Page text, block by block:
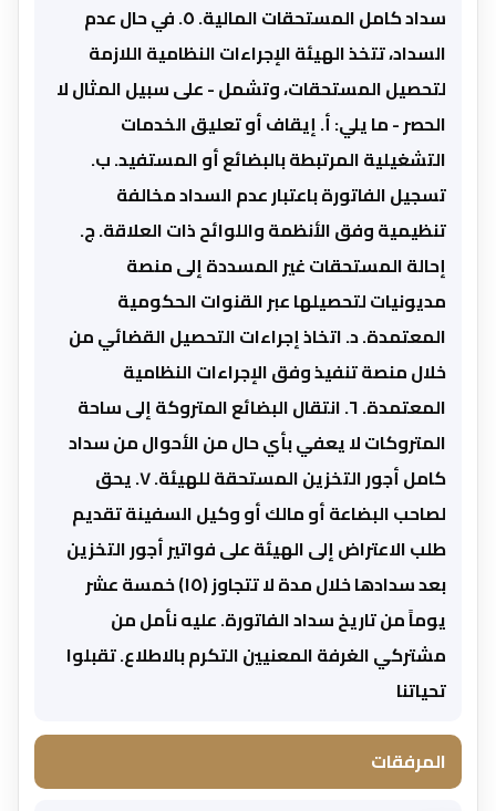
سداد كامل المستحقات المالية. ٥. في حال عدم
السداد، تتخذ الهيئة الإجراءات النظامية اللازمة
لتحصيل المستحقات، وتشمل - على سبيل المثال لا
الحصر - ما يلي: أ. إيقاف أو تعليق الخدمات
التشغيلية المرتبطة بالبضائع أو المستفيد. ب.
تسجيل الفاتورة باعتبار عدم السداد مخالفة
تنظيمية وفق الأنظمة واللوائح ذات العلاقة. ج.
إحالة المستحقات غير المسددة إلى منصة
مديونيات لتحصيلها عبر القنوات الحكومية
المعتمدة. د. اتخاذ إجراءات التحصيل القضائي من
خلال منصة تنفيذ وفق الإجراءات النظامية
المعتمدة. ٦. انتقال البضائع المتروكة إلى ساحة
المتروكات لا يعفي بأي حال من الأحوال من سداد
كامل أجور التخزين المستحقة للهيئة. ٧. يحق
لصاحب البضاعة أو مالك أو وكيل السفينة تقديم
طلب الاعتراض إلى الهيئة على فواتير أجور التخزين
بعد سدادها خلال مدة لا تتجاوز (١٥) خمسة عشر
يوماً من تاريخ سداد الفاتورة. عليه نأمل من
مشتركي الغرفة المعنيين التكرم بالاطلاع. تقبلوا
تحياتنا
المرفقات